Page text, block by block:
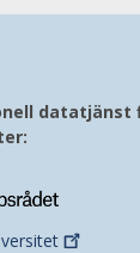
datatjänst